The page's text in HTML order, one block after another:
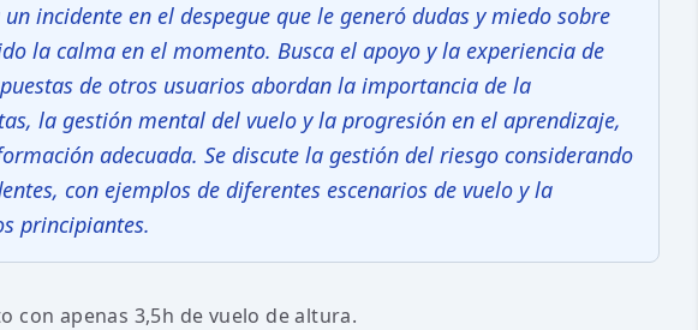
incidente en el despegue que le generó dudas y miedo sobre
la calma en el momento. Busca el apoyo y la experiencia de
de otros usuarios abordan la importancia de la
la gestión mental del vuelo y la progresión en el aprendizaje,
adecuada. Se discute la gestión del riesgo considerando
con ejemplos de diferentes escenarios de vuelo y la
principiantes.
con apenas 3,5h de vuelo de altura.